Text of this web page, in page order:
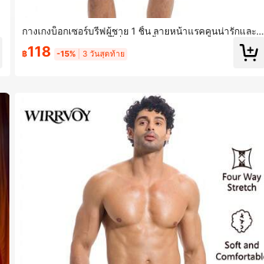
กางเกงบ็อกเซอร์บรีฟผู้ชาย 1 ชิ้น ลายหน้าแรคคูนน่ารักและฟ
องสบู่ สไตล์สัตว์คาวาอี้ญี่ปุ่น ชุดชั้นในลำลองใส่ทุกวันแบบสนุ
กสร้างสรรค์
฿118 -15% 3 วันสุดท้าย